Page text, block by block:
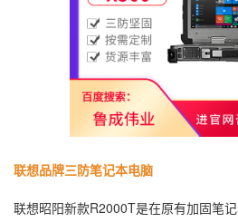
联想品牌三防笔记本电脑
联想昭阳新款R2000T是在原有加固笔